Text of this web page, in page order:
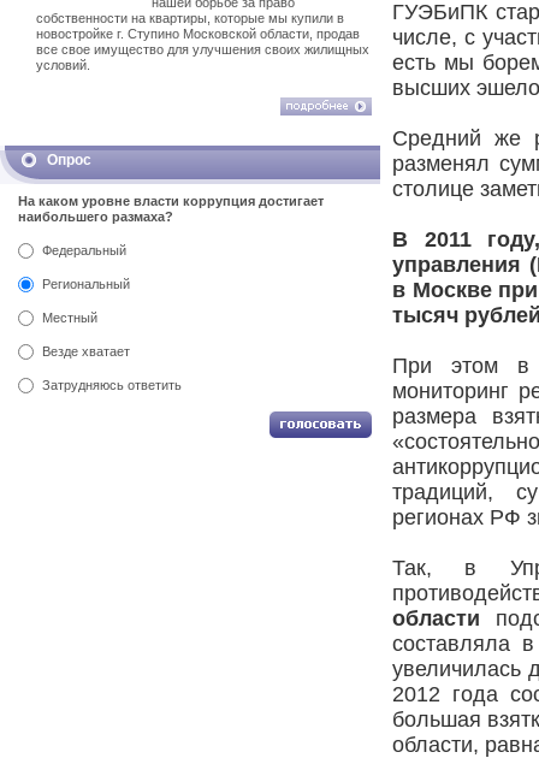
собственности на квартиры, которые мы купили в
новостройке г. Ступино Московской области, продав
все свое имущество для улучшения своих жилищных
условий.
Опрос
На каком уровне власти коррупция достигает
наибольшего размаха?
Федеральный
Региональный
Местный
Везде хватает
Затрудняюсь ответить
ГУЭБиПК
числе, с
есть мы
высших
Средний же
разменял
столице
В 2011
управления
в Москве
тысяч
При этом в
мониторинг
размера
традиций,
регионах РФ
Так, в
области
составляла
увеличилась
2012 года
большая
области,